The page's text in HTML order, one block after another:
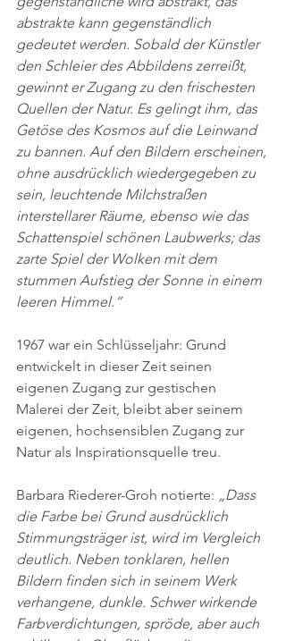
abstrakte kann gegenständlich
gedeutet werden. Sobald der Künstler
den Schleier des Abbildens zerreißt,
gewinnt er Zugang zu den frischesten
Quellen der Natur. Es gelingt ihm, das
Getöse des Kosmos auf die Leinwand
zu bannen. Auf den Bildern erscheinen,
ohne ausdrücklich wiedergegeben zu
sein, leuchtende Milchstraßen
interstellarer Räume, ebenso wie das
Schattenspiel schönen Laubwerks; das
zarte Spiel der Wolken mit dem
stummen Aufstieg der Sonne in einem
leeren Himmel.“
1967 war ein Schlüsseljahr: Grund
entwickelt in dieser Zeit seinen
eigenen Zugang zur gestischen
Malerei der Zeit, bleibt aber seinem
eigenen, hochsensiblen Zugang zur
Natur als Inspirationsquelle treu.
Barbara Riederer-Groh notierte: „Dass
die Farbe bei Grund ausdrücklich
Stimmungsträger ist, wird im Vergleich
deutlich. Neben tonklaren, hellen
Bildern finden sich in seinem Werk
verhangene, dunkle. Schwer wirkende
Farbverdichtungen, spröde, aber auch